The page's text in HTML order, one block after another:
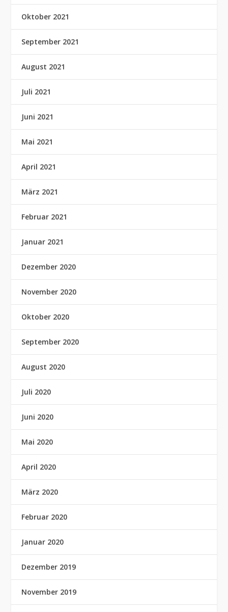
Oktober 2021
September 2021
August 2021
Juli 2021
Juni 2021
Mai 2021
April 2021
März 2021
Februar 2021
Januar 2021
Dezember 2020
November 2020
Oktober 2020
September 2020
August 2020
Juli 2020
Juni 2020
Mai 2020
April 2020
März 2020
Februar 2020
Januar 2020
Dezember 2019
November 2019